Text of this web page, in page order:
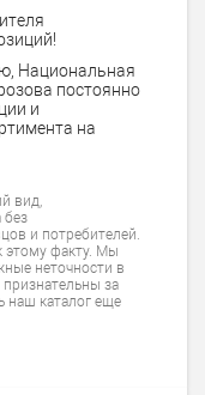
Национальная
постоянно
и
на
вид,
без
и потребителей.
этому факту. Мы
неточности в
за
наш каталог еще